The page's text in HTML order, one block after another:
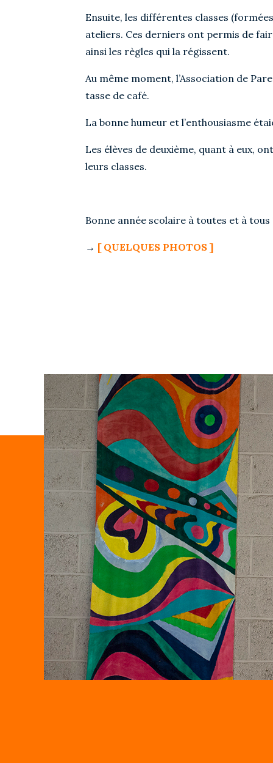
Ensuite, les différentes classes
ateliers. Ces derniers ont permis de
ainsi les règles qui la régissent.
Au même moment, l’Association de
tasse de café.
La bonne humeur et l’enthousiasme
Les élèves de deuxième, quant à eux,
leurs classes.
Bonne année scolaire à toutes et à tous
→ [ QUELQUES PHOTOS ]